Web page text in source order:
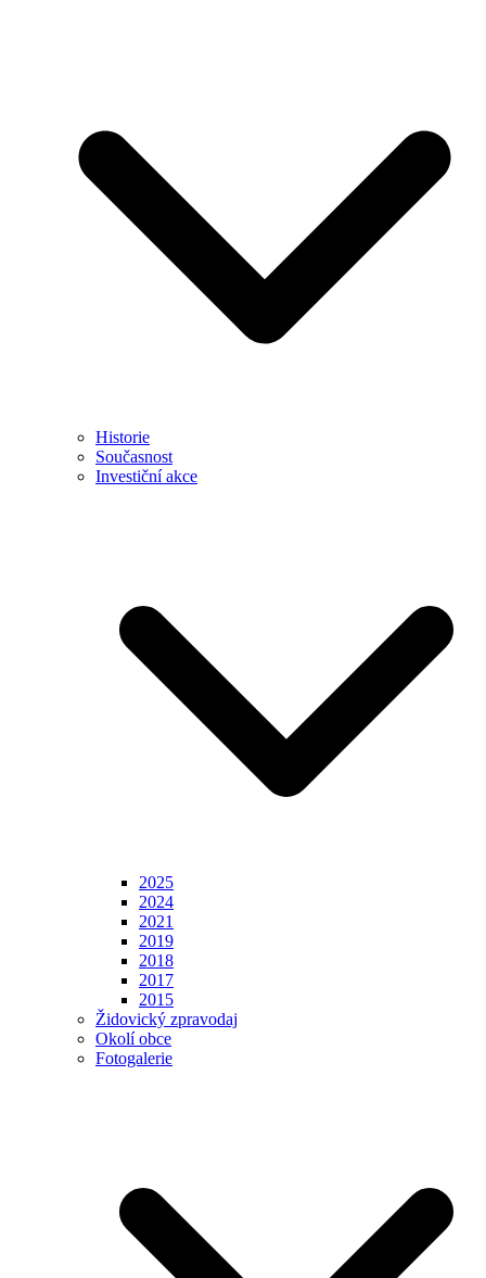
Historie
Současnost
Investiční akce
2025
2024
2021
2019
2018
2017
2015
Židovický zpravodaj
Okolí obce
Fotogalerie